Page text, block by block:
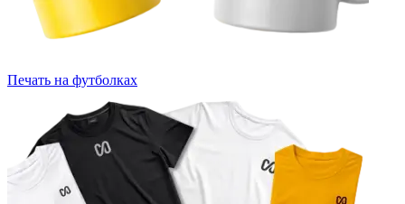
Печать на футболках